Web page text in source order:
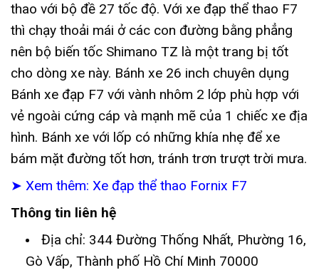
thao với bộ đề 27 tốc độ. Với xe đạp thể thao F7
thì chạy thoải mái ở các con đường bằng phẳng
nên bộ biến tốc Shimano TZ là một trang bị tốt
cho dòng xe này. Bánh xe 26 inch chuyên dụng
Bánh xe đạp F7 với vành nhôm 2 lớp phù hợp với
vẻ ngoài cứng cáp và mạnh mẽ của 1 chiếc xe địa
hình. Bánh xe với lốp có những khía nhẹ để xe
bám mặt đường tốt hơn, tránh trơn trượt trời mưa.
➤ Xem thêm: Xe đạp thể thao Fornix F7
Thông tin liên hệ
Địa chỉ: 344 Đường Thống Nhất, Phường 16,
Gò Vấp, Thành phố Hồ Chí Minh 70000